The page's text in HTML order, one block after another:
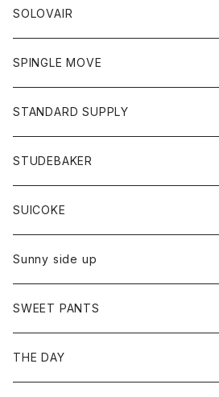
Tシャツ
トレーナー
ボトム
ショートパンツ
スカート
レディース
スカート
Tシャツ
アクセサリー
バック
コート
ネクタイ
グローブ
アクセサリー
トップス
カットソー
カーディガン
ボトム
ショートパンツ
パンツ
レディース
カットソー
カーディガン
ジーンズ
チノパン
トップス
ポロシャツ
ベスト
靴
靴
ワンピース
トップス
カットソー
ボトム
パンツ
オーバーオール
SOLOVAIR
SPINGLE MOVE
STANDARD SUPPLY
財布
バッグ
STUDEBAKER
アクセサリー
ブレスレット
リング
SUICOKE
ブーツ
サンダル
Sunny side up
アウター
Ｇジャン
ボトム
SWEET PANTS
ボトム
THE DAY